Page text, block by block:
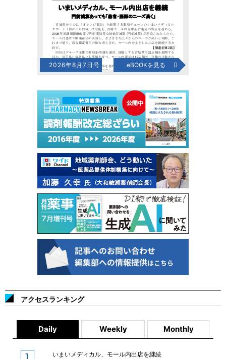
2026年8月7日号 eBOOKを見る
アクセスランキング
Daily Weekly Monthly
いまいメディカル、モール内出店を継続